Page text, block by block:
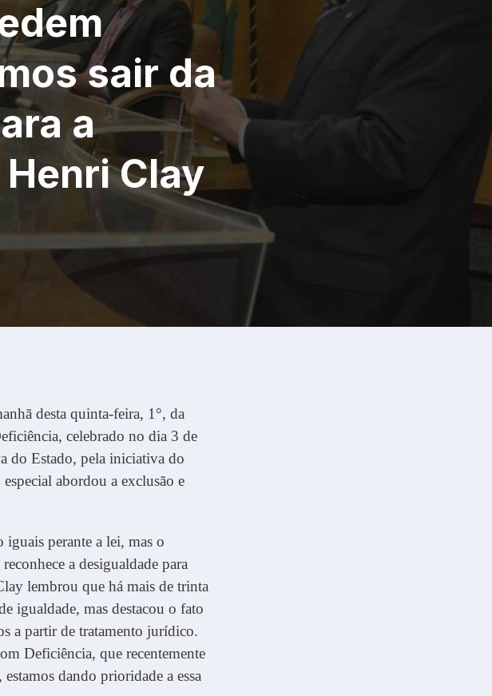
sair da
a
Clay
desta quinta-feira, 1°, da
celebrado no dia 3 de
do Estado, pela iniciativa do
abordou a exclusão e
iguais perante a lei, mas o
a desigualdade para
lembrou que há mais de trinta
igualdade, mas destacou o fato
a partir de tratamento jurídico.
Deficiência, que recentemente
dando prioridade a essa